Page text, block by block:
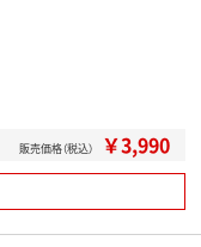
販売価格（税込） ￥3,990